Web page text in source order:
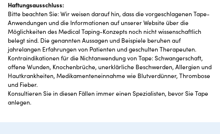
Haftungsausschluss:
Bitte beachten Sie: Wir weisen darauf hin, dass die vorgeschlagenen Tape-
Anwendungen und die Informationen auf unserer Website über die
Möglichkeiten des Medical Taping-Konzepts noch nicht wissenschaftlich
belegt sind. Die genannten Aussagen und Beispiele beruhen auf
jahrelangen Erfahrungen von Patienten und geschulten Therapeuten.
Kontraindikationen für die Nichtanwendung von Tape: Schwangerschaft,
offene Wunden, Knochenbrüche, unerklärliche Beschwerden, Allergien und
Hautkrankheiten, Medikamenteneinnahme wie Blutverdünner, Thrombose
und Fieber.
Konsultieren Sie in diesen Fällen immer einen Spezialisten, bevor Sie Tape
anlegen.